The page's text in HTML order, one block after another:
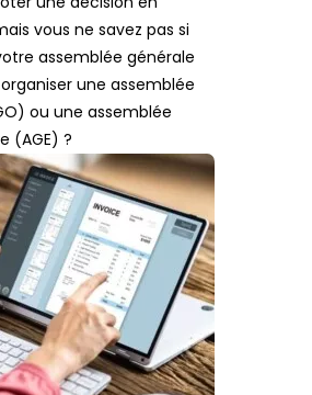
vous ne savez pas si
assemblée générale
une assemblée
ou une assemblée
(AGE) ?